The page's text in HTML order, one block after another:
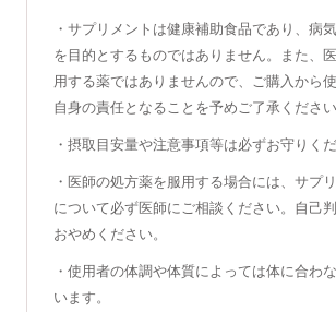
・サプリメントは健康補助食品であり、病
を目的とするものではありません。また、
用する薬ではありませんので、ご購入から
自身の責任となることを予めご了承ください
・摂取目安量や注意事項等は必ずお守りくだ
・医師の処方薬を服用する場合には、サプ
について必ず医師にご相談ください。自己
おやめください。
・使用者の体調や体質によっては体に合わ
います。